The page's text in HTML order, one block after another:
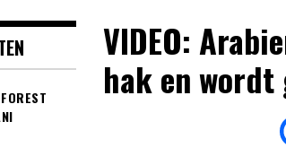
VIDEO:
hak en